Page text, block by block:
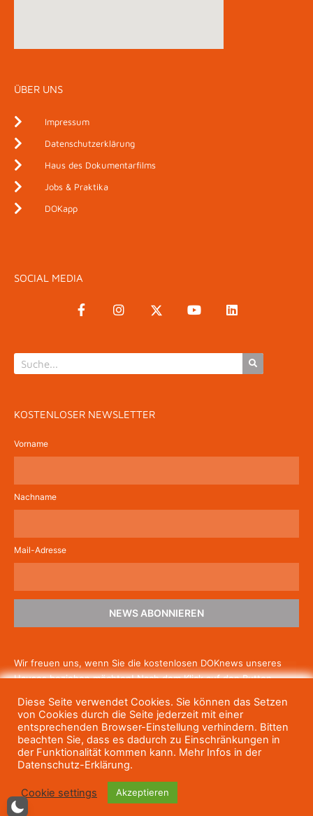
ÜBER UNS
Impressum
Datenschutzerklärung
Haus des Dokumentarfilms
Jobs & Praktika
DOKapp
SOCIAL MEDIA
KOSTENLOSER NEWSLETTER
Vorname
Nachname
Mail-Adresse
NEWS ABONNIEREN
Wir freuen uns, wenn Sie die kostenlosen DOKnews unseres
Hauses beziehen möchten! Nach dem Klick auf den Button
um die Newsletter-Anmeldung abzuschließen. Wenn Sie unsere
Gratis-News irgendwann nicht mehr erhalten wollen, können
Siesich jederzeit einfach wieder abmelden.
© Haus des Dokumentarfilms, 2023
Diese Seite verwendet Cookies. Sie können das Setzen
von Cookies durch die Seite jederzeit mit einer
entsprechenden Browser-Einstellung verhindern. Bitten
beachten Sie, dass es dadurch zu Einschränkungen in
der Funktionalität kommen kann. Mehr Infos in der
Datenschutz-Erklärung.
Cookie settings Akzeptieren